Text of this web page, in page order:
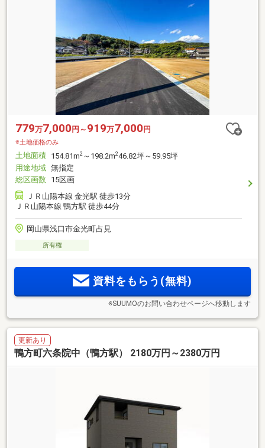
779万7,000 円～ 919万7,000 円
※土地価格のみ
土地面積 154.81m2 ～198.2m246.82坪～59.95坪
用途地域 無指定
総区画数 15区画
ＪＲ山陽本線 金光駅 徒歩13分
ＪＲ山陽本線 鴨方駅 徒歩44分
岡山県浅口市金光町占見
所有権
資料をもらう(無料)
※SUUMOのお問い合わせページへ移動します
更新あり
鴨方町六条院中（鴨方駅） 2180万円～2380万円